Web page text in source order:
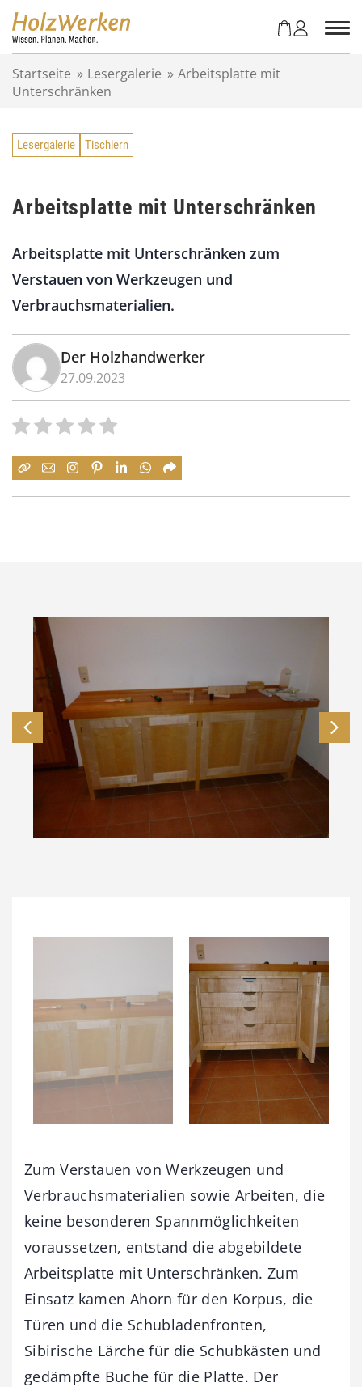
Startseite » Lesergalerie » Arbeitsplatte mit
Unterschränken
Lesergalerie Tischlern
Arbeitsplatte mit Unterschränken
Arbeitsplatte mit Unterschränken zum
Verstauen von Werkzeugen und
Verbrauchsmaterialien.
Der Holzhandwerker
27.09.2023
Zum Verstauen von Werkzeugen und
Verbrauchsmaterialien sowie Arbeiten, die
keine besonderen Spannmöglichkeiten
voraussetzen, entstand die abgebildete
Arbeitsplatte mit Unterschränken. Zum
Einsatz kamen Ahorn für den Korpus, die
Türen und die Schubladenfronten,
Sibirische Lärche für die Schubkästen und
gedämpfte Buche für die Platte. Der